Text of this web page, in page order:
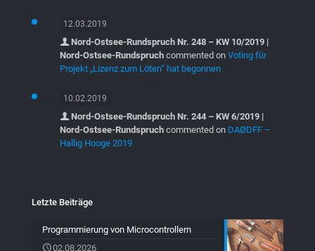
12.03.2019
Nord-Ostsee-Rundspruch Nr. 248 – KW 10/2019 |
Nord-Ostsee-Rundspruch commented on Voting für
Projekt „Lizenz zum Löten“ hat begonnen
10.02.2019
Nord-Ostsee-Rundspruch Nr. 244 – KW 6/2019 |
Nord-Ostsee-Rundspruch commented on DAØDFF –
Hallig Hooge 2019
Letzte Beiträge
Programmierung von Microcontrollern
02.08.2026